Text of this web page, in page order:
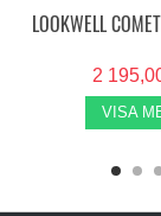
LOOKWELL
2
VISA